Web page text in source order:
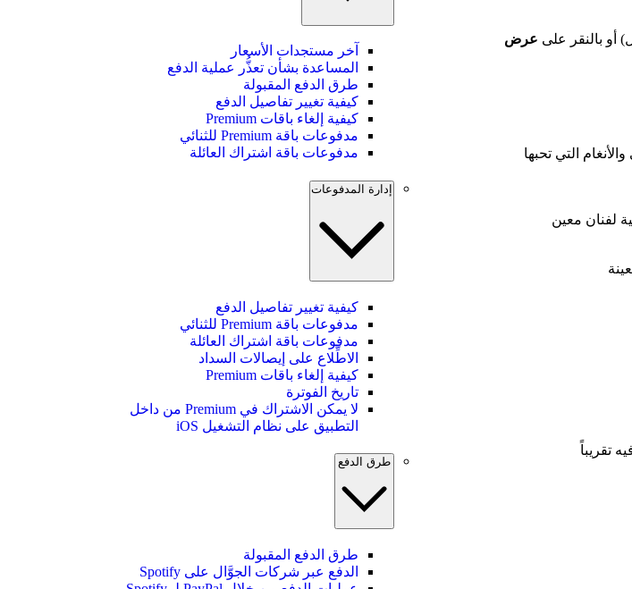
بالنقر على عرض
التي تحبها
لفنان معين
تقريباً
آخر مستجدات الأسعار
المساعدة بشأن تعذُّر عملية الدفع
طرق الدفع المقبولة
كيفية تغيير تفاصيل الدفع
كيفية إلغاء باقات Premium
مدفوعات باقة Premium للثنائي
مدفوعات باقة اشتراك العائلة
إدارة المدفوعات
كيفية تغيير تفاصيل الدفع
مدفوعات باقة Premium للثنائي
مدفوعات باقة اشتراك العائلة
الاطِّلاع على إيصالات السداد
كيفية إلغاء باقات Premium
تاريخ الفوترة
لا يمكن الاشتراك في Premium من داخل
التطبيق على نظام التشغيل iOS
طرق الدفع
طرق الدفع المقبولة
الدفع عبر شركات الجوَّال على Spotify